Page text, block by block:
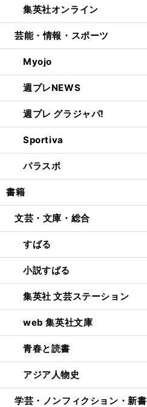
集英社オンライン
芸能・情報・スポーツ
Myojo
週プレNEWS
週プレ グラジャパ!
Sportiva
パラスポ
書籍
文芸・文庫・総合
すばる
小説すばる
集英社 文芸ステーション
web 集英社文庫
青春と読書
アジア人物史
学芸・ノンフィクション・新書